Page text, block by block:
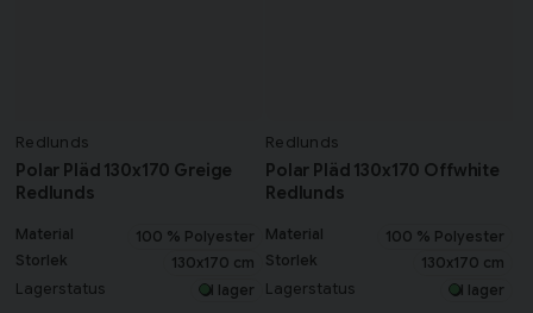
Redlunds
Polar Pläd 130x170 Greige
Redlunds
Material
100 % Polyester
Storlek
130x170 cm
Lagerstatus I lager
Redlunds
Polar Pläd 130x170 Offwhite
Redlunds
Material
100 % Polyester
Storlek
130x170 cm
Lagerstatus I lager